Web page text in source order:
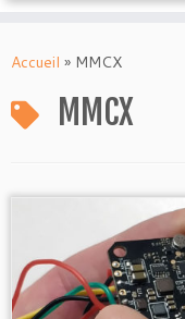
auAccueil » MMCX
MMCX